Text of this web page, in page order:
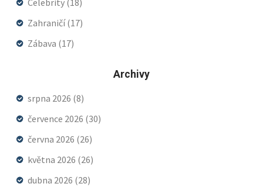
Celebrity (18)
Zahraničí(17)
Zábava (17)
Archivy
srpna 2026 (8)
července 2026 (30)
června 2026 (26)
května 2026 (26)
dubna 2026 (28)